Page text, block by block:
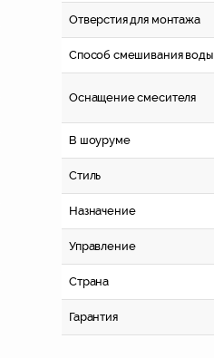
Отверстия для монтажа
Способ смешивания воды
Оснащение смесителя
В шоуруме
Стиль
Назначение
Управление
Страна
Гарантия